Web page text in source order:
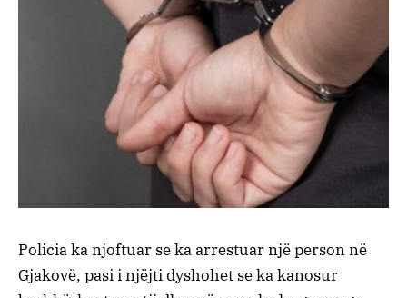
Policia ka njoftuar se ka arrestuar një person në
Gjakovë, pasi i njëjti dyshohet se ka kanosur